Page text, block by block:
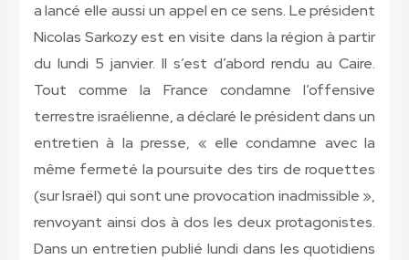
a lancé elle aussi un appel en ce sens. Le président
Nicolas Sarkozy est en visite dans la région à partir
du lundi 5 janvier. Il s’est d’abord rendu au Caire.
Tout comme la France condamne l’offensive
terrestre israélienne, a déclaré le président dans un
entretien à la presse, « elle condamne avec la
même fermeté la poursuite des tirs de roquettes
(sur Israël) qui sont une provocation inadmissible »,
renvoyant ainsi dos à dos les deux protagonistes.
Dans un entretien publié lundi dans les quotidiens